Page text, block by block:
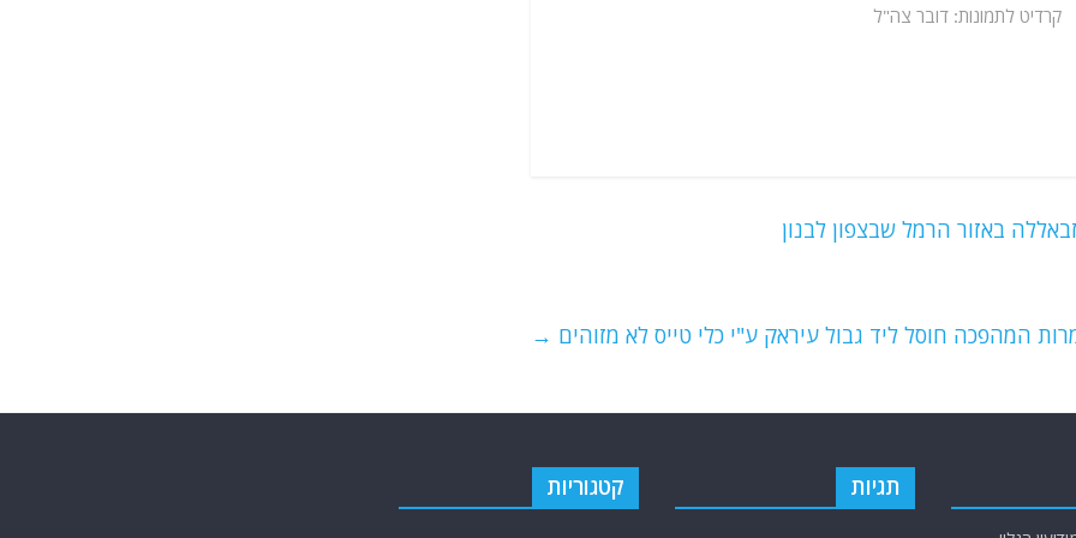
קרדיט לתמונות: דובר צה"ל
באזור הרמל שבצפון לבנון
המהפכה חוסל ליד גבול עיראק ע"י כלי טייס לא מזוהים →
תגיות קטגוריות